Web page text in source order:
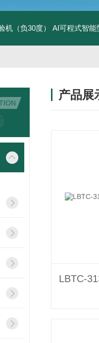
机（负30度） AI可程式智能
产品展